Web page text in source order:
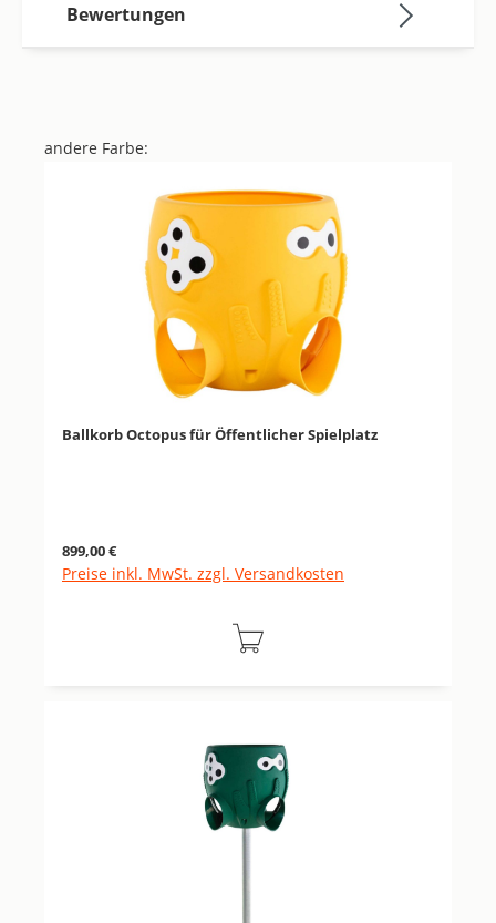
Bewertungen
Produktgalerie überspringen
andere Farbe:
Ballkorb Octopus für Öffentlicher Spielplatz
Regulärer Preis:
899,00 €
Preise inkl. MwSt. zzgl. Versandkosten